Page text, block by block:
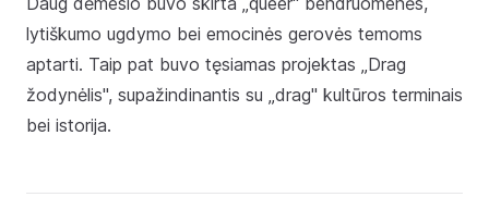
lytiškumo ugdymo bei emocinės gerovės temoms
aptarti. Taip pat buvo tęsiamas projektas „Drag
žodynėlis", supažindinantis su „drag" kultūros terminais
bei istorija.